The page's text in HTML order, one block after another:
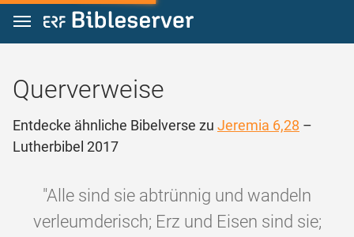
Zum Inhalt springen
Querverweise
Entdecke ähnliche Bibelverse zu Jeremia 6,28 –
Lutherbibel 2017
"Alle sind sie abtrünnig und wandeln
verleumderisch; Erz und Eisen sind sie;